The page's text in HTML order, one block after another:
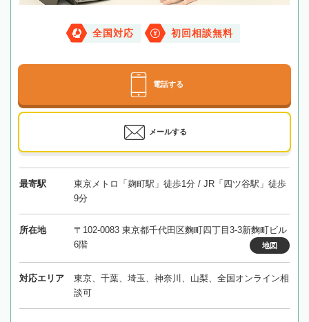
全国対応 初回相談無料
電話する
メールする
最寄駅
東京メトロ「麹町駅」徒歩1分 / JR「四ツ谷駅」徒歩
9分
所在地
〒102-0083 東京都千代田区麴町四丁目3-3新麴町ビル
6階
地図
対応エリア
東京、千葉、埼玉、神奈川、山梨、全国オンライン相
談可